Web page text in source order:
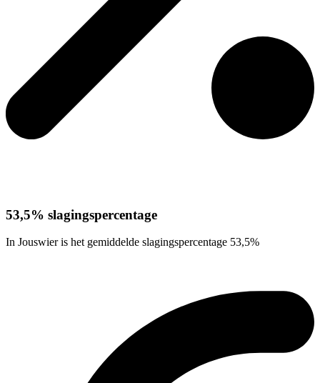
53,5% slagingspercentage
In Jouswier is het gemiddelde slagingspercentage 53,5%